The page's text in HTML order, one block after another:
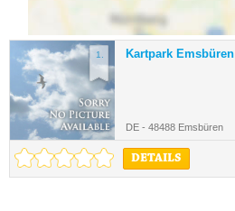
1. Kartpark Emsbüren
DE - 48488 Emsbüren
DETAILS